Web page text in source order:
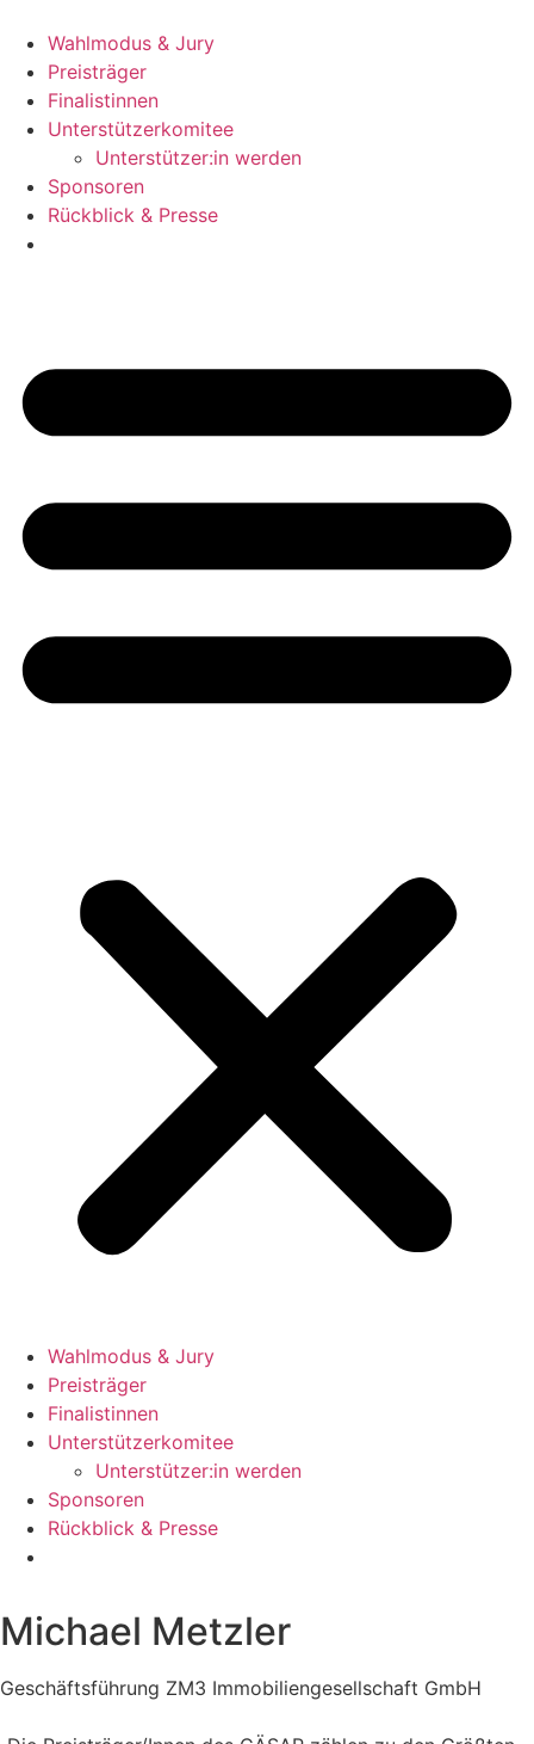
Inhalt
wechseln
Wahlmodus & Jury
Preisträger
Finalistinnen
Unterstützerkomitee
Unterstützer:in werden
Sponsoren
Rückblick & Presse
Wahlmodus & Jury
Preisträger
Finalistinnen
Unterstützerkomitee
Unterstützer:in werden
Sponsoren
Rückblick & Presse
Michael Metzler
Geschäftsführung ZM3 Immobiliengesellschaft GmbH